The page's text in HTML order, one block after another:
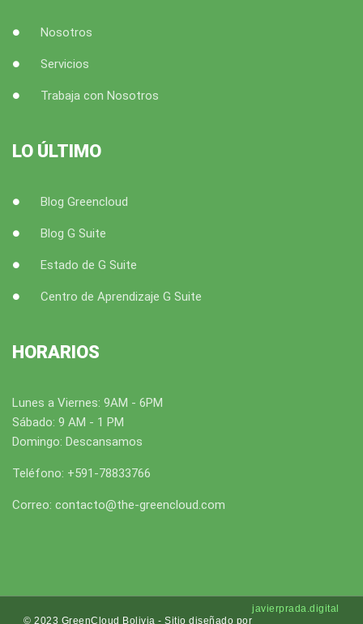
Nosotros
Servicios
Trabaja con Nosotros
LO ÚLTIMO
Blog Greencloud
Blog G Suite
Estado de G Suite
Centro de Aprendizaje G Suite
HORARIOS
Lunes a Viernes: 9AM - 6PM
Sábado: 9 AM - 1 PM
Domingo: Descansamos
Teléfono: +591-78833766
Correo: contacto@the-greencloud.com
© 2023 GreenCloud Bolivia - Sitio diseñado por
javierprada.digital